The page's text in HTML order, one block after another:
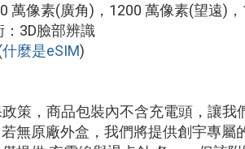
萬像素(廣角)，1200 萬像素(望遠)
3D臉部辨識
什麼是eSIM)
策，商品包裝內不含充電頭，讓我
無原廠外盒，我們將提供創宇專屬